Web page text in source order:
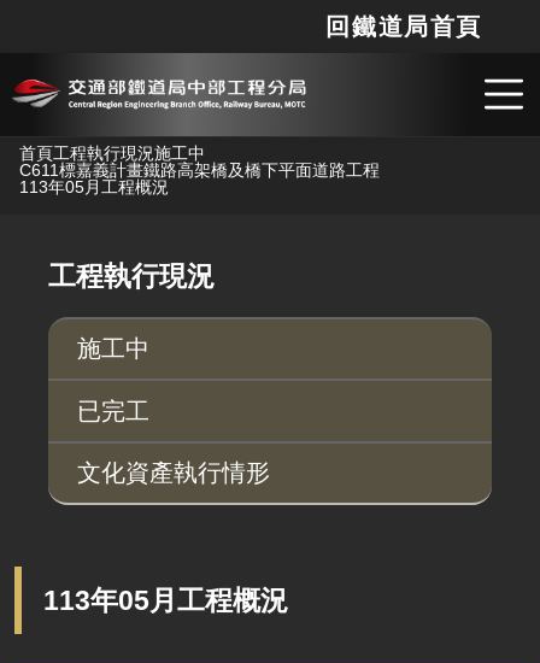
跳到主要內容
回鐵道局首頁
首頁工程執行現況施工中
C611標嘉義計畫鐵路高架橋及橋下平面道路工程
113年05月工程概況
工程執行現況
施工中
已完工
文化資產執行情形
113年05月工程概況